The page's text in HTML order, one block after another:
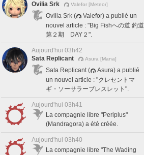
Ovilia Srk
Valefor [Meteor]
Ovilia Srk (
Valefor) a publié un
nouvel article : "Big Fishへの道 釣道
第２期 DAY２".
Aujourd'hui 03h42
Sata Replicant
Asura [Mana]
Sata Replicant (
Asura) a publié
un nouvel article : "クレセントマ
ギ・ソーサラーブレスレット".
Aujourd'hui 03h41
La compagnie libre "Periplus"
(Mandragora) a été créée.
Aujourd'hui 03h40
La compagnie libre "The Wading